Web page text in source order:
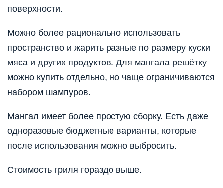
поверхности.
Можно более рационально использовать
пространство и жарить разные по размеру куски
мяса и других продуктов. Для мангала решётку
можно купить отдельно, но чаще ограничиваются
набором шампуров.
Мангал имеет более простую сборку. Есть даже
одноразовые бюджетные варианты, которые
после использования можно выбросить.
Стоимость гриля гораздо выше.